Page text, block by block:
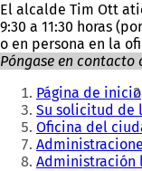
El alcalde Tim Ott
9:30 a 11:30 horas
o en persona en la
Póngase en contacto
Estás
aquí:
Página de inicio
Su solicitud de
Oficina del
Administración